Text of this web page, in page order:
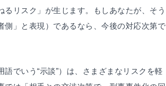
リスク」が生じます。もしあなたが、そう
側」と表現）であるなら、今後の対応次第で
でいう“示談”）は、さまざまなリスクを軽